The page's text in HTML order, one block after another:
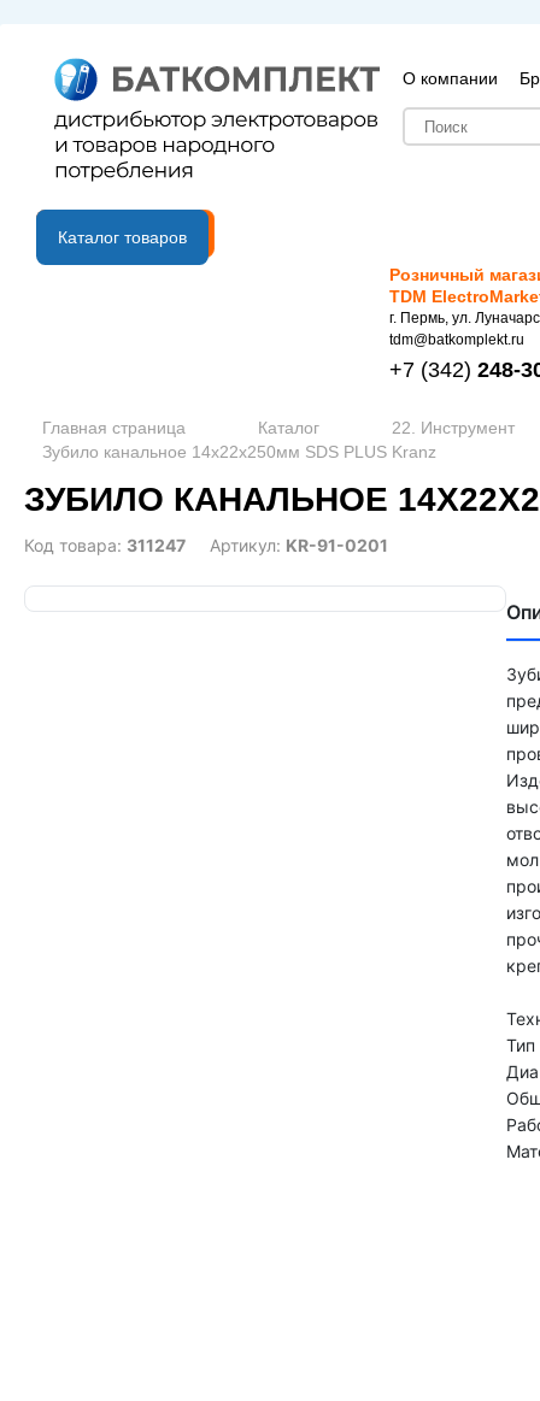
О компании
B2B портал
Каталог товаров
Розничный
TDM
г. Пермь, ул.
tdm@batkomplekt.ru
+7 (342) 248-
Главная страница Каталог
22. Инструмент
Зубило канальное 14х22х250мм SDS PLUS Kranz
ЗУБИЛО КАНАЛЬНОЕ
Код товара: 311247 Артикул: KR-91-0201
Тип